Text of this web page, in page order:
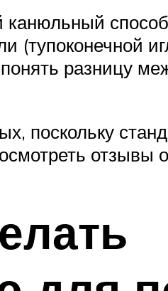
(тупоконечной
разницу
поскольку
отзывы